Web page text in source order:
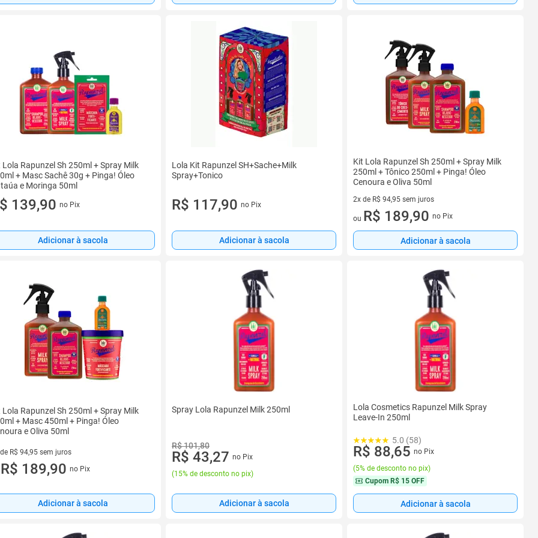
Lola Rapunzel Sh 250ml + Spray Milk
+ Masc Sachê 30g + Pinga! Óleo
e Moringa 50ml
139,90 no Pix
Adicionar à sacola
Lola Kit Rapunzel SH+Sache+Milk
Spray+Tonico
R$ 117,90 no Pix
Adicionar à sacola
Kit Lola Rapunzel Sh 250ml + Spray Milk
250ml + Tônico 250ml + Pinga! Óleo
Cenoura e Oliva 50ml
2x de R$ 94,95 sem juros
2 vez de R$ 94,95 sem juros
ou R$ 189,90 no Pix
Adicionar à sacola
Lola Rapunzel Sh 250ml + Spray Milk
+ Masc 450ml + Pinga! Óleo
e Oliva 50ml
R$ 94,95 sem juros
de R$ 94,95 sem juros
R$ 189,90 no Pix
Adicionar à sacola
Spray Lola Rapunzel Milk 250ml
R$ 101,80
R$ 43,27 no Pix
(15% de desconto no pix)
Adicionar à sacola
Lola Cosmetics Rapunzel Milk Spray
Leave-In 250ml
5.0 (58)
R$ 88,65 no Pix
(5% de desconto no pix)
Cupom R$ 15 OFF
Adicionar à sacola